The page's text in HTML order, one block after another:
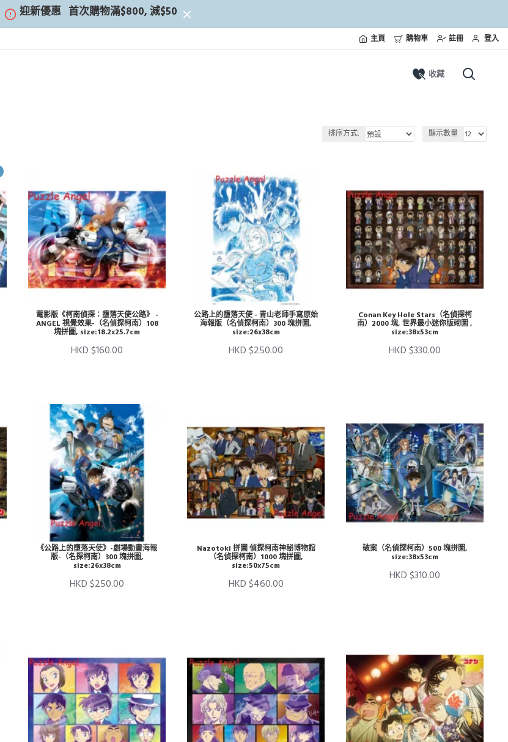
迎新優惠 首次購物滿$800, 減$50
主頁 購物車 註冊 登入
收藏
排序方式: 顯示數量
電影版《柯南偵探：墮落天使公路》 -
ANGEL 視覺效果-（名偵探柯南）108
塊拼圖, size:18.2x25.7cm
HKD $160.00
公路上的墮落天使 - 青山老師手寫原始
海報版（名偵探柯南）300 塊拼圖,
size:26x38cm
HKD $250.00
Conan Key Hole Stars（名偵探柯
南）2000 塊, 世界最小迷你版砌圖 ,
size:38x53cm
HKD $330.00
《公路上的墮落天使》-劇場動畫海報
版-（名探柯南）300 塊拼圖,
size:26x38cm
HKD $250.00
Nazotoki 拼圖 偵探柯南神秘博物館
（名偵探柯南）1000 塊拼圖,
size:50x75cm
HKD $460.00
破案（名偵探柯南）500 塊拼圖,
size:38x53cm
HKD $310.00